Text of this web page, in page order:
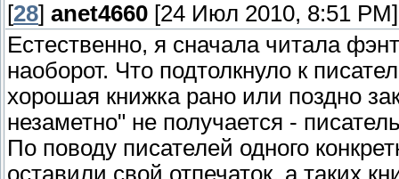
[28] anet4660 [24 Июл 2010, 8:51 PM]
Естественно, я сначала читала
наоборот. Что подтолкнуло к
хорошая книжка рано или поздно
незаметно" не получается -
По поводу писателей одного
оставили свой отпечаток, а таких